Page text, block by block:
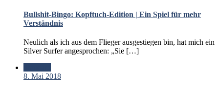
Bullshit-Bingo: Kopftuch-Edition | Ein Spiel für mehr
Verständnis
Neulich als ich aus dem Flieger ausgestiegen bin, hat mich ein
Silver Surfer angesprochen: „Sie […]
8. Mai 2018